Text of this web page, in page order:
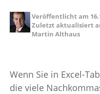
Veröffentlicht am
Zuletzt aktualisiert
Martin Althaus
Wenn Sie in Excel-
die viele